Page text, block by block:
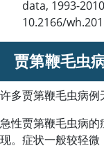
data, 1993-
10.2166/
贾第鞭毛虫
许多贾第鞭毛虫病例
急性贾第鞭毛虫病
现。症状一般较轻